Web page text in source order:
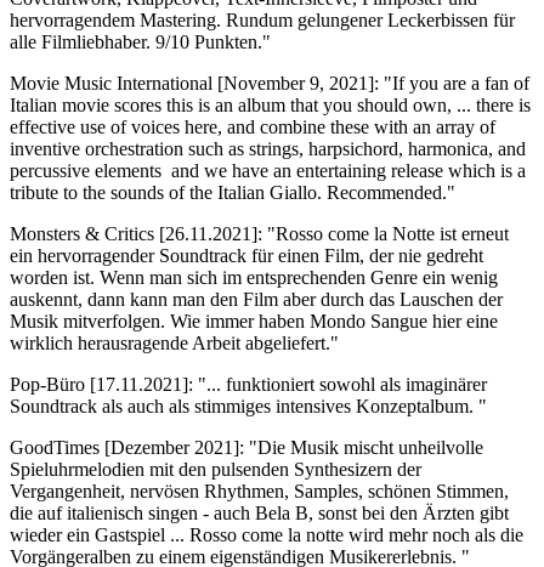
hervorragendem Mastering. Rundum gelungener Leckerbissen für
alle Filmliebhaber. 9/10 Punkten."
Movie Music International [November 9, 2021]: "If you are a fan of
Italian movie scores this is an album that you should own, ... there is
effective use of voices here, and combine these with an array of
inventive orchestration such as strings, harpsichord, harmonica, and
percussive elements and we have an entertaining release which is a
tribute to the sounds of the Italian Giallo. Recommended."
Monsters & Critics [26.11.2021]: "Rosso come la Notte ist erneut
ein hervorragender Soundtrack für einen Film, der nie gedreht
worden ist. Wenn man sich im entsprechenden Genre ein wenig
auskennt, dann kann man den Film aber durch das Lauschen der
Musik mitverfolgen. Wie immer haben Mondo Sangue hier eine
wirklich herausragende Arbeit abgeliefert."
Pop-Büro [17.11.2021]: "... funktioniert sowohl als imaginärer
Soundtrack als auch als stimmiges intensives Konzeptalbum. "
GoodTimes [Dezember 2021]: "Die Musik mischt unheilvolle
Spieluhrmelodien mit den pulsenden Synthesizern der
Vergangenheit, nervösen Rhythmen, Samples, schönen Stimmen,
die auf italienisch singen - auch Bela B, sonst bei den Ärzten gibt
wieder ein Gastspiel ... Rosso come la notte wird mehr noch als die
Vorgängeralben zu einem eigenständigen Musikererlebnis. "